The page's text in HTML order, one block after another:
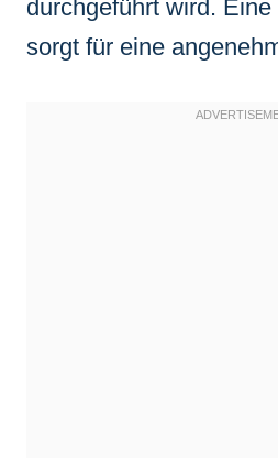
durchgeführt wird.
sorgt für eine